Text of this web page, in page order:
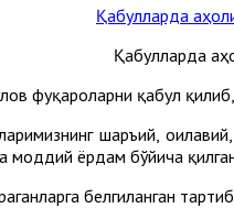
Қабулларда
фуқароларни қабул
шаръий,
моддий ёрдам бўйича
белгиланган